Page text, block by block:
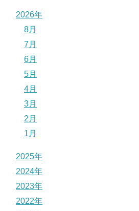
2026年
8月
7月
6月
5月
4月
3月
2月
1月
2025年
2024年
2023年
2022年